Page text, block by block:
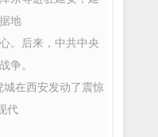
地
。后来，中共中央
争。
在西安发动了震惊
代